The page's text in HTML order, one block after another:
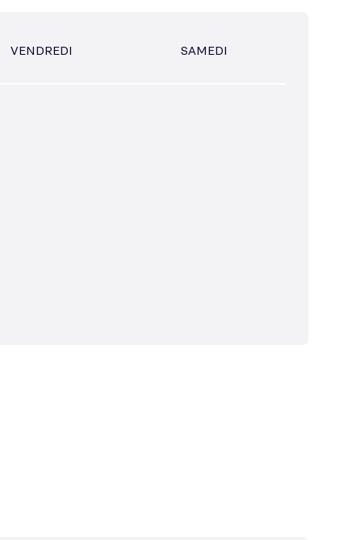
VENDREDI SAMEDI